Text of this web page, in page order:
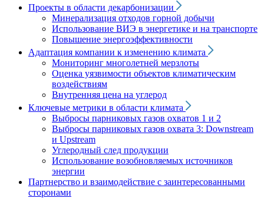
Проекты в области декарбонизации
Минерализация отходов горной добычи
Использование ВИЭ в энергетике и на транспорте
Повышение энергоэффективности
Адаптация компании к изменению климата
Мониторинг многолетней мерзлоты
Оценка уязвимости объектов климатическим
воздействиям
Внутренняя цена на углерод
Ключевые метрики в области климата
Выбросы парниковых газов охватов 1 и 2
Выбросы парниковых газов охвата 3: Downstream
и Upstream
Углеродный след продукции
Использование возобновляемых источников
энергии
Партнерство и взаимодействие с заинтересованными
сторонами